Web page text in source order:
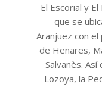
El Escorial y
que se
Aranjuez con el
de Henares,
Salvanès.
Lozoya, la